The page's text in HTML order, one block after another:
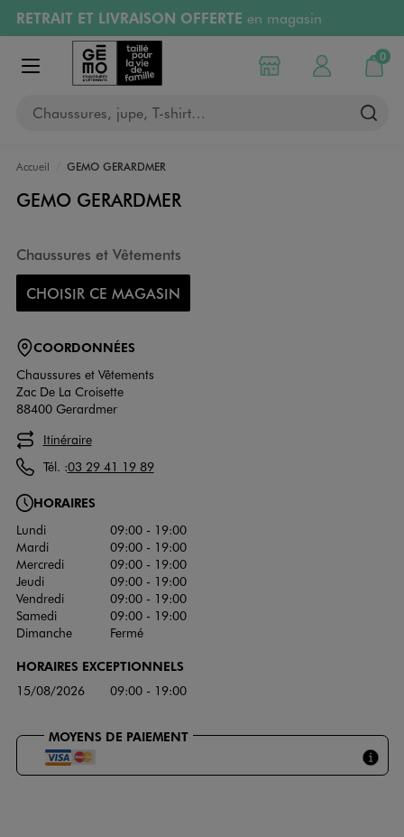
Aller au contenu principal
Aller à la navigation
RETRAIT ET LIVRAISON OFFERTE en magasin
Retours OFFERTSpendant 30 jours
PAYEZ EN 3x SANS FRAIS
RÉSERVATION GRATUITE
Afficher le menu
Chaussures, jupe, T-shirt…
Choisir mon magasin
Mon compte
0
Mon
Accueil GEMO GERARDMER
GEMO GERARDMER
Chaussures et Vêtements
CHOISIR CE MAGASIN
COORDONNÉES
Chaussures et Vêtements
Zac De La Croisette
88400 Gerardmer
Itinéraire
Tél. :03 29 41 19 89
HORAIRES
Lundi
09:00 - 19:00
Mardi
09:00 - 19:00
Mercredi
09:00 - 19:00
Jeudi
09:00 - 19:00
Vendredi
09:00 - 19:00
Samedi
09:00 - 19:00
Dimanche
Fermé
HORAIRES EXCEPTIONNELS
15/08/2026 09:00 - 19:00
MOYENS DE PAIEMENT